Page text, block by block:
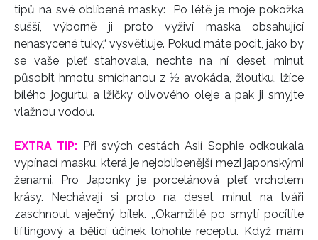
tipů na své oblíbené masky: ,,Po létě je moje pokožka
sušší, výborně ji proto vyživí maska obsahující
nenasycené tuky,“ vysvětluje. Pokud máte pocit, jako by
se vaše pleť stahovala, nechte na ní deset minut
působit hmotu smíchanou z ½ avokáda, žloutku, lžíce
bílého jogurtu a lžičky olivového oleje a pak ji smyjte
vlažnou vodou.
EXTRA TIP: Při svých cestách Asií Sophie odkoukala
vypínací masku, která je nejoblíbenější mezi japonskými
ženami. Pro Japonky je porcelánová pleť vrcholem
krásy. Nechávají si proto na deset minut na tváři
zaschnout vaječný bílek. ,,Okamžitě po smytí pocítíte
liftingový a bělicí účinek tohohle receptu. Když mám